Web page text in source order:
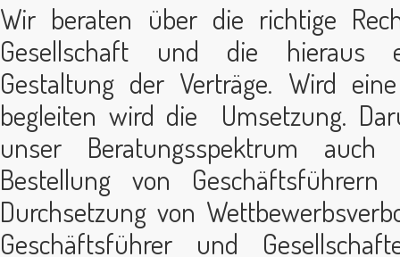
Wir beraten über die richtige
Gesellschaft und die hieraus
Gestaltung der Verträge. Wird
begleiten wird die Umsetzung.
unser Beratungsspektrum
Bestellung von
Durchsetzung von
Geschäftsführer und